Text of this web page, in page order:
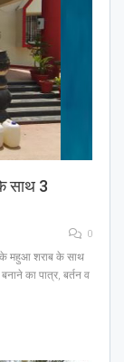
साथ 3
0
के महुआ शराब के साथ
का पात्र, बर्तन व